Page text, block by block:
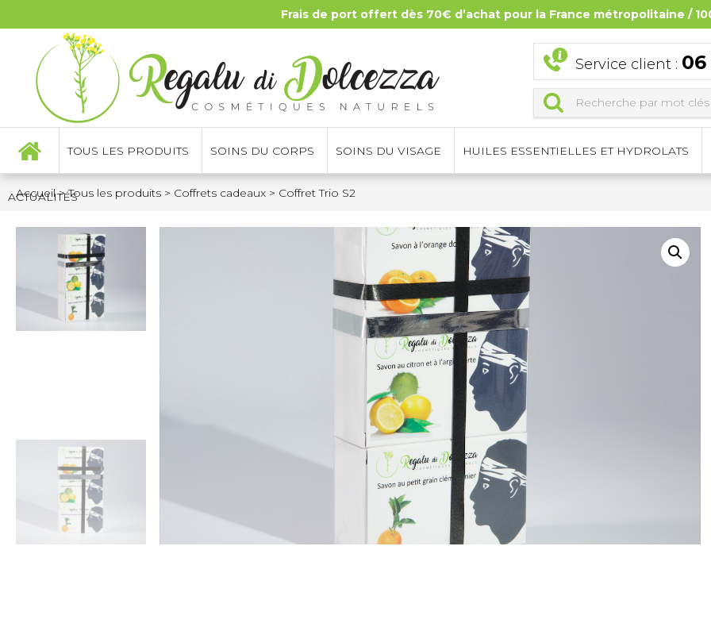
Frais de port offert dès 70€ d’achat pour la France métropolitaine /
Service client : 06
TOUS LES PRODUITS SOINS DU CORPS SOINS DU VISAGE HUILES ESSENTIELLES ET HYDROLATS
ACTUALITÉS
Accueil>Tous les produits > Coffrets cadeaux > Coffret Trio S2